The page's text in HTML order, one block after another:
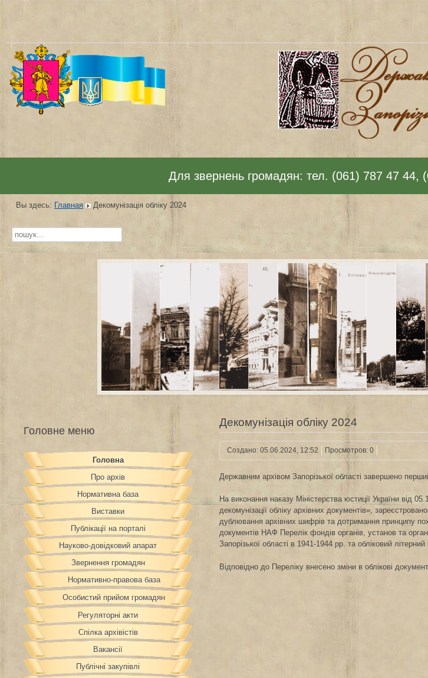
Для звернень громадян: тел. (061) 787 47 44,
Вы здесь: Главная Декомунізація обліку 2024
Искать...
Головне меню
Головна
Про архів
Нормативна база
Виставки
Публікації на порталі
Науково-довідковий апарат
Звернення громадян
Нормативно-правова база
Особистий прийом громадян
Регуляторні акти
Спілка архівістів
Вакансії
Публічні закупівлі
Декомунізація обліку 2024
Создано: 05.06.2024, 12:52 Просмотров: 0
Державним архівом Запорізької області завершено
На виконання наказу Міністерства юстиції України від
декомунізації обліку архівних документів»,
дублювання архівних шифрів та дотримання принципу
документів НАФ Перелік фондів органів, установ та
Запорізької області в 1941-1944 рр. та обліковий літерний
Відповідно до Переліку внесено зміни в облікові